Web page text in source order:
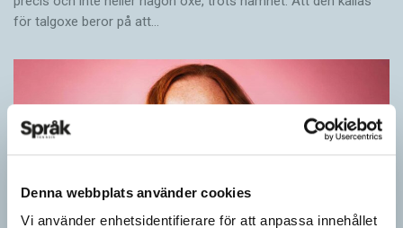
Denna webbplats använder cookies
Vi använder enhetsidentifierare för att anpassa innehållet
för talgoxe beror på att…